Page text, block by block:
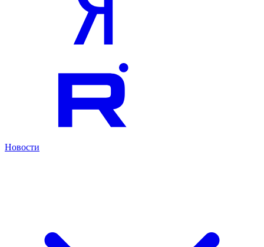
Новости